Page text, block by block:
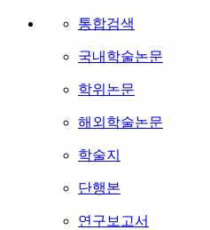
통합검색
국내학술논문
학위논문
해외학술논문
학술지
단행본
연구보고서